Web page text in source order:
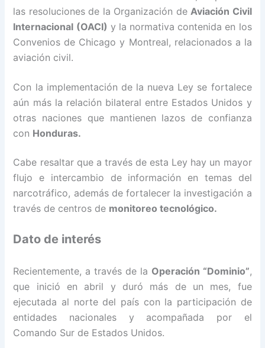
las resoluciones de la Organización deAviación Civil
Internacional (OACI) y la normativa contenida en los
Convenios de Chicago y Montreal, relacionados a la
aviación civil.
Con la implementación de la nueva Ley se fortalece
aún más la relación bilateral entre Estados Unidos y
otras naciones que mantienen lazos de confianza
con Honduras.
Cabe resaltar que a través de esta Ley hay un mayor
flujo e intercambio de información en temas del
narcotráfico, además de fortalecer la investigación a
través de centros de monitoreo tecnológico.
Dato de interés
Recientemente, a través de la Operación “Dominio”,
que inició en abril y duró más de un mes, fue
ejecutada al norte del país con la participación de
entidades nacionales y acompañada por el
Comando Sur de Estados Unidos.